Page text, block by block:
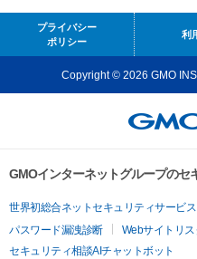
プライバシー
ポリシー
利
Copyright © 2026 GMO
GMOインターネットグループのセ
世界初総合ネットセキュリティサービス
パスワード漏洩診断
Webサイトリ
セキュリティ相談AIチャットボット